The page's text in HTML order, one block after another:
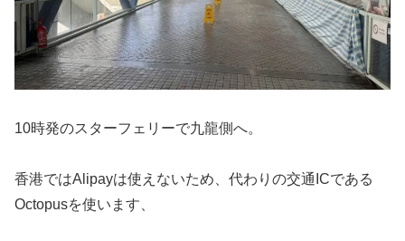
10時発のスターフェリーで九龍側へ。
香港ではAlipayは使えないため、代わりの交通ICである
Octopusを使います、